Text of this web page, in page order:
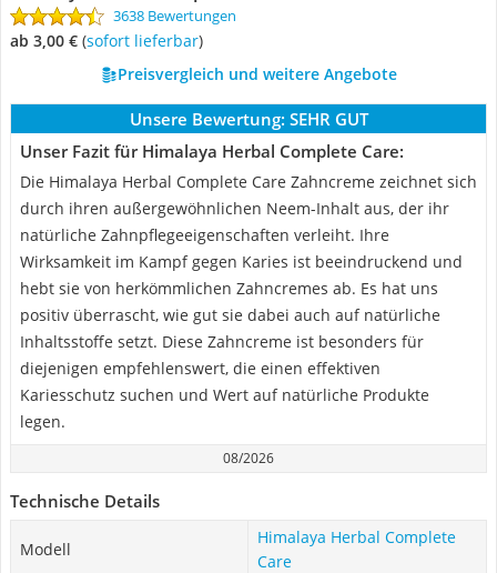
3638 Bewertungen
ab 3,00 € ( Sofort lieferbar)
Preisvergleich und weitere Angebote
Unsere Bewertung: SEHR GUT
Unser Fazit für Himalaya Herbal Complete Care:
Die Himalaya Herbal Complete Care Zahncreme zeichnet sich
durch ihren außergewöhnlichen Neem-Inhalt aus, der ihr
natürliche Zahnpflegeeigenschaften verleiht. Ihre
Wirksamkeit im Kampf gegen Karies ist beeindruckend und
hebt sie von herkömmlichen Zahncremes ab. Es hat uns
positiv überrascht, wie gut sie dabei auch auf natürliche
Inhaltsstoffe setzt. Diese Zahncreme ist besonders für
diejenigen empfehlenswert, die einen effektiven
Kariesschutz suchen und Wert auf natürliche Produkte
legen.
08/2026
Technische Details
Modell
Himalaya Herbal Complete
Care